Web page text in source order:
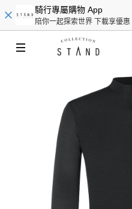
騎行專屬購物 App
陪你一起探索世界 下載享優惠